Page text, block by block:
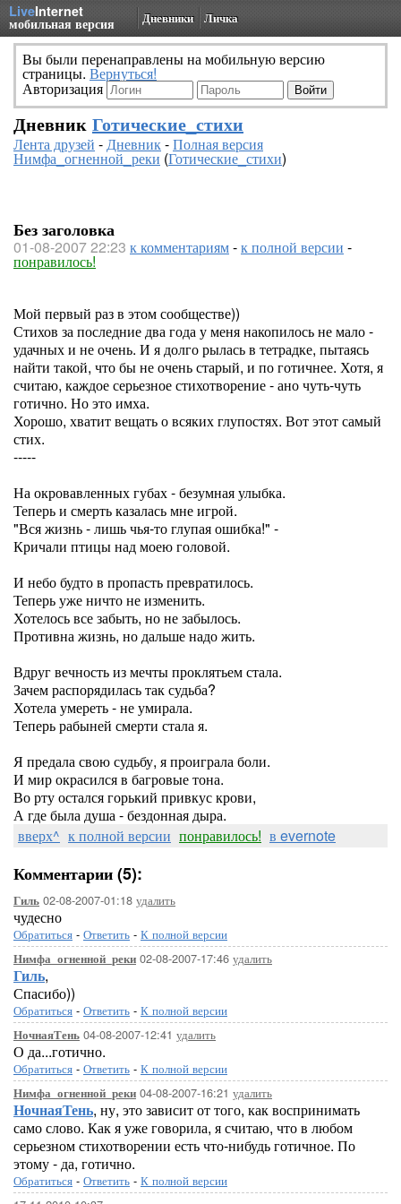
LiveInternet
мобильная версия Дневники Личка
Вы были перенаправлены на мобильную версию
страницы. Вернуться!
Авторизация
Дневник Готические_стихи
Лента друзей -Дневник-Полная версия
Нимфа_огненной_реки(Готические_стихи)
Без заголовка
01-08-2007 22:23 к комментариям-к полной версии -
понравилось!
Мой первый раз в этом сообществе))
Стихов за последние два года у меня накопилось не мало -
удачных и не очень. И я долго рылась в тетрадке, пытаясь
найти такой, что бы не очень старый, и по готичнее. Хотя, я
считаю, каждое серьезное стихотворение - ано чуть-чуть
готично. Но это имха.
Хорошо, хватит вещать о всяких глупостях. Вот этот самый
стих.
-----
На окровавленных губах - безумная улыбка.
Теперь и смерть казалась мне игрой.
"Вся жизнь - лишь чья-то глупая ошибка!" -
Кричали птицы над моею головой.
И небо будто в пропасть превратилось.
Теперь уже ничто не изменить.
Хотелось все забыть, но не забылось.
Противна жизнь, но дальше надо жить.
Вдруг вечность из мечты проклятьем стала.
Зачем распорядилась так судьба?
Хотела умереть - не умирала.
Теперь рабыней смерти стала я.
Я предала свою судьбу, я проиграла боли.
И мир окрасился в багровые тона.
Во рту остался горький привкус крови,
А где была душа - бездонная дыра.
вверх^ к полной версии понравилось! в evernote
Комментарии (5):
Гиль 02-08-2007-01:18 удалить
чудесно
Обратиться - Ответить - К полной версии
Нимфа_огненной_реки 02-08-2007-17:46 удалить
Гиль,
Спасибо))
Обратиться - Ответить - К полной версии
НочнаяТень 04-08-2007-12:41 удалить
О да...готично.
Обратиться - Ответить - К полной версии
Нимфа_огненной_реки 04-08-2007-16:21 удалить
НочнаяТень, ну, это зависит от того, как воспринимать
само слово. Как я уже говорила, я считаю, что в любом
серьезном стихотворении есть что-нибудь готичное. По
этому - да, готично.
Обратиться - Ответить - К полной версии